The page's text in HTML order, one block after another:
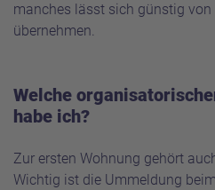
manches lässt sich günstig von
übernehmen.
Welche
habe ich?
Zur ersten Wohnung gehört
Wichtig ist die Ummeldung beim